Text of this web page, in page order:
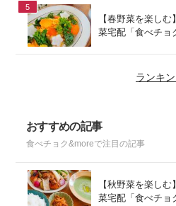
5
【春野菜を楽し
菜宅配「食べチョ
ランキ
おすすめの記事
食べチョク&moreで注目の記事
【秋野菜を楽し
菜宅配「食べチョ